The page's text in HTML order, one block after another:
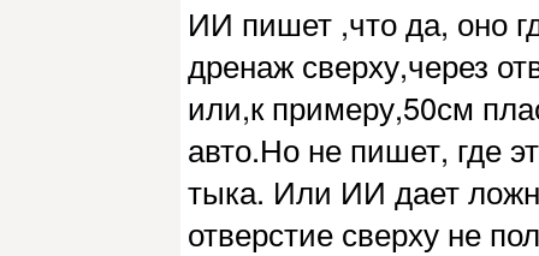
ИИ пишет ,что да, оно
дренаж сверху,через
или,к примеру,50см
авто.Но не пишет, где
тыка. Или ИИ дает
отверстие сверху не